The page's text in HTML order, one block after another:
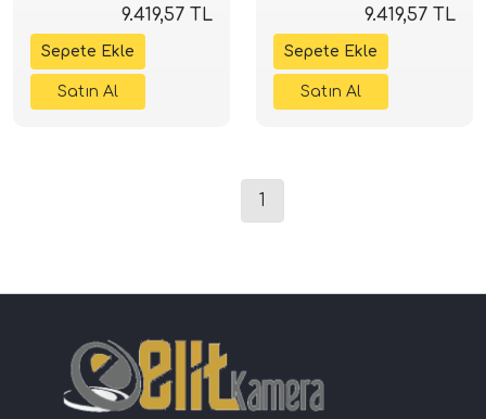
9.419,57 TL
9.419,57 TL
1